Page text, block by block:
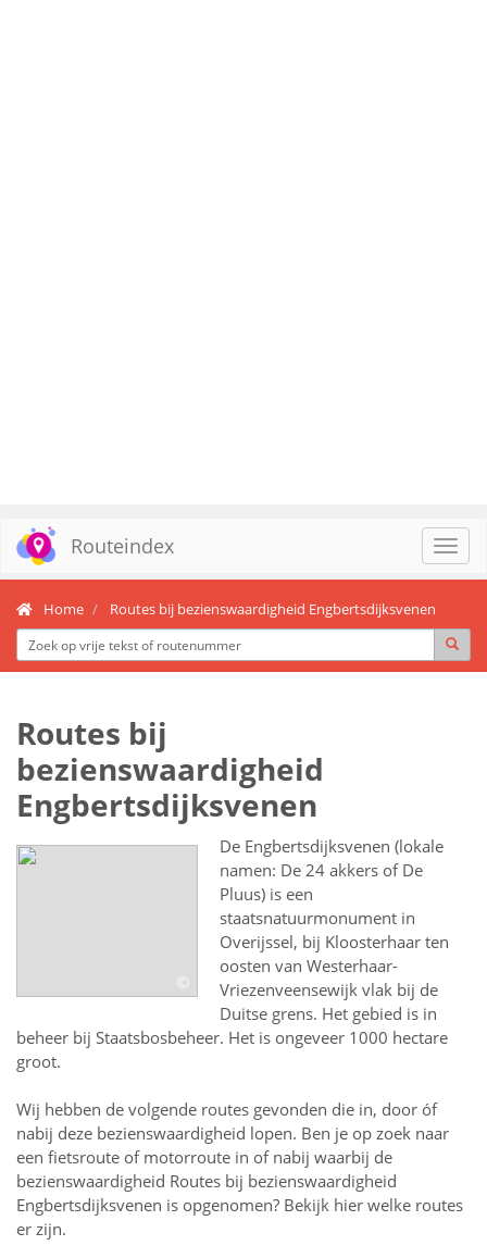
Routeindex
Home Routes bij bezienswaardigheid Engbertsdijksvenen
Routes bij
bezienswaardigheid
Engbertsdijksvenen
©
De Engbertsdijksvenen (lokale
namen: De 24 akkers of De
Pluus) is een
staatsnatuurmonument in
Overijssel, bij Kloosterhaar ten
oosten van Westerhaar-
Vriezenveensewijk vlak bij de
Duitse grens. Het gebied is in
beheer bij Staatsbosbeheer. Het is ongeveer 1000 hectare
groot.
Wij hebben de volgende routes gevonden die in, door óf
nabij deze bezienswaardigheid lopen. Ben je op zoek naar
een fietsroute of motorroute in of nabij waarbij de
bezienswaardigheid Routes bij bezienswaardigheid
Engbertsdijksvenen is opgenomen? Bekijk hier welke routes
er zijn.